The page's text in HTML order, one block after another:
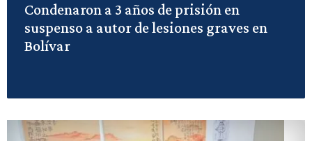
Condenaron a 3 años de prisión en
suspenso a autor de lesiones graves en
Bolívar